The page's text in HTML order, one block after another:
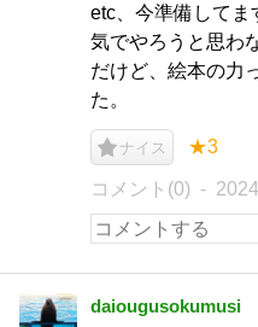
etc、今準備してま
気でやろうと思わ
だけど、絵本の力
た。
ナイス ★3
コメント(0)
daiougusokumusi